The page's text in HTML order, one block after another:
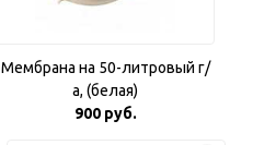
Мембрана на 50-литровый г/
а, (белая)
900 руб.